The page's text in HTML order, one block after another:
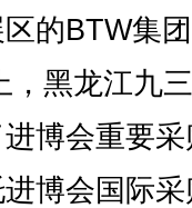
的BTW集
，黑龙江九
博会重要
博会国际